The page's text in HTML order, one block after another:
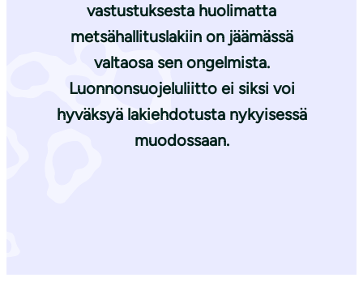
vastustuksesta huolimatta
metsähallituslakiin on jäämässä
valtaosa sen ongelmista.
Luonnonsuojeluliitto ei siksi voi
hyväksyä lakiehdotusta nykyisessä
muodossaan.